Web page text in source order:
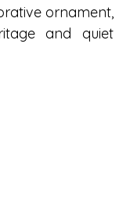
ornament,
and quiet